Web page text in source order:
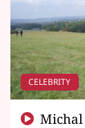
CELEBRITY